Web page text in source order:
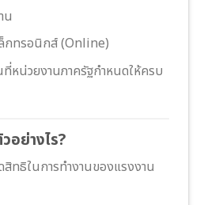
น
กทรอนิกส์ (Online)
หน่วยงานภาครัฐกำหนดให้ครบ
อย่างไร?
ทธิในการทำงานของแรงงาน